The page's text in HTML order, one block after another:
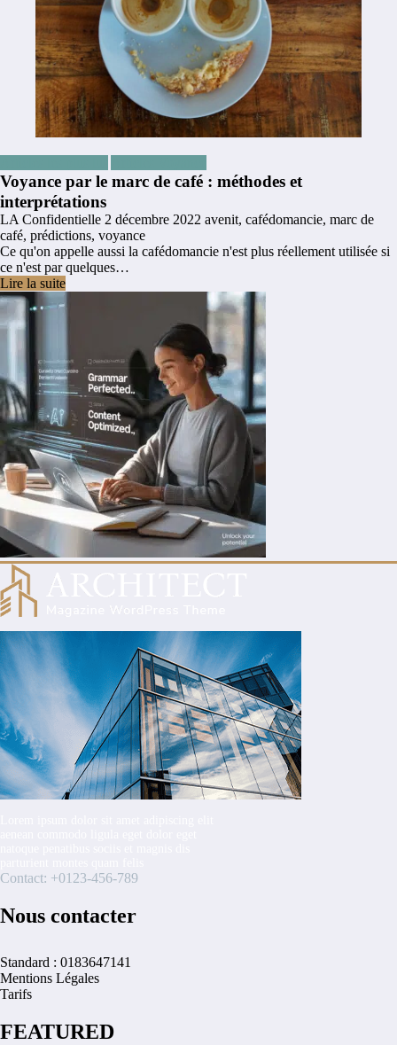
Voyance par le marc de café : méthodes et
interprétations
LA Confidentielle 2 décembre 2022 avenit, cafédomancie, marc de
café, prédictions, voyance
Ce qu'on appelle aussi la cafédomancie n'est plus réellement utilisée si
ce n'est par quelques…
Lire la suite
Contact: +0123-456-789
Nous contacter
Standard : 0183647141
Mentions Légales
Tarifs
FEATURED